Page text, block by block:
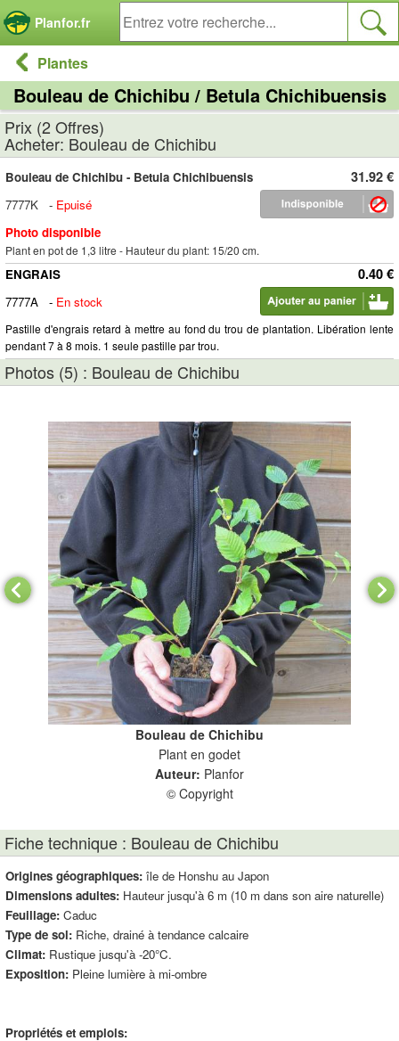
Planfor.fr
Plantes
Bouleau de Chichibu / Betula Chichibuensis
Prix (2 Offres)
Acheter: Bouleau de Chichibu
31.92 €
Bouleau de Chichibu - Betula Chichibuensis
7777K
- Epuisé
Photo disponible
Plant en pot de 1,3 litre - Hauteur du plant: 15/20 cm.
0.40 €
ENGRAIS
7777A
- En stock
Pastille d'engrais retard à mettre au fond du trou de plantation. Libération lente
pendant 7 à 8 mois. 1 seule pastille par trou.
Photos (5) : Bouleau de Chichibu
Bouleau de Chichibu
Plant en godet
Auteur: Planfor
© Copyright
Fiche technique : Bouleau de Chichibu
Origines géographiques: île de Honshu au Japon
Dimensions adultes: Hauteur jusqu'à 6 m (10 m dans son aire naturelle)
Feuillage: Caduc
Type de sol: Riche, drainé à tendance calcaire
Climat: Rustique jusqu'à -20°C.
Exposition: Pleine lumière à mi-ombre
Propriétés et emplois:
Panneau de gestion des cookies